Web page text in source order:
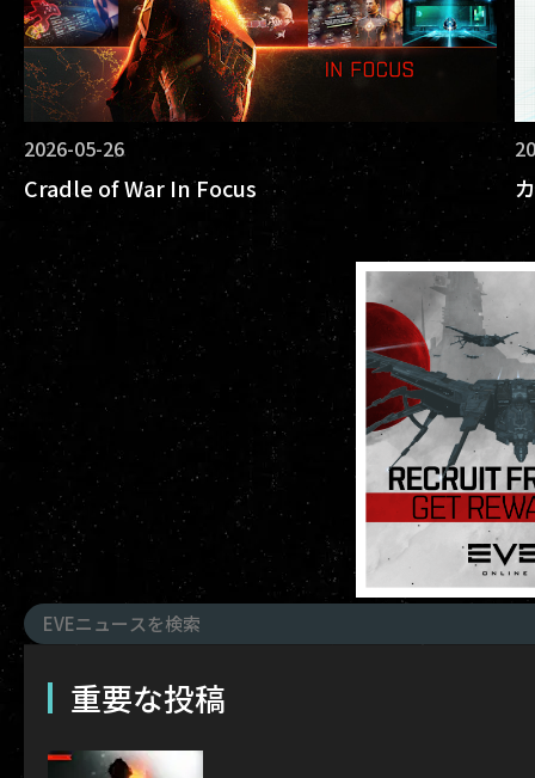
2026-05-26
Cradle of War In Focus
重要な投稿